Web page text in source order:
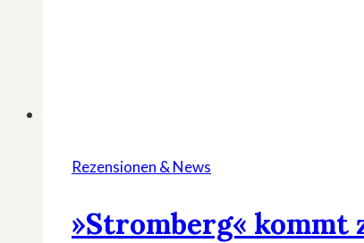
Rezensionen & News
»Stromberg« kommt